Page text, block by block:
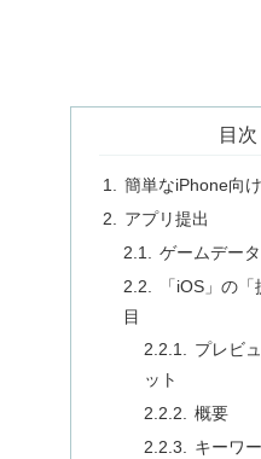
目次
簡単なiPhone向
アプリ提出
ゲームデー
「iOS」の
目
プレビ
ット
概要
キーワ